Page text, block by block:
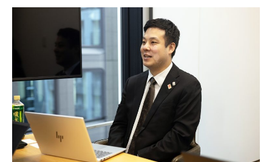
PeopleX AgenticHRプラットフォーム
“PeopleX AgenticHRプラットフォーム”は従来のHR向
けSaaSとは異なり、AIが自律的に人事課題を特定し
解決策まで提案する、全く新しいHRプラットフォー
ムです。面接→面談→ロープレの相互連携はもちろ
ん、他のHR向けSaaSの情報を連携することで様々な
人事課題を視覚化し、適切な解決策をAIエージェント
がご提案します。